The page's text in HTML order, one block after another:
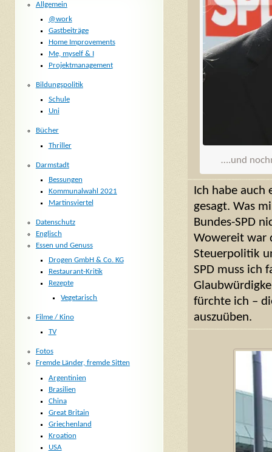
….und
Ich habe
gesagt. Was
Bundes-SPD
Wowereit war
Steuerpolitik
SPD muss ich
fürchte ich –
auszuüben.
Allgemein
@work
Gastbeiträge
Home Improvements
Me, myself & I
Projektmanagement
Bildungspolitik
Schule
Uni
Bücher
Thriller
Darmstadt
Bessungen
Kommunalwahl 2021
Martinsviertel
Datenschutz
Englisch
Essen und Genuss
Drogen GmbH & Co. KG
Restaurant-Kritik
Rezepte
Vegetarisch
Filme / Kino
TV
Fotos
Fremde Länder, fremde Sitten
Argentinien
Brasilien
China
Great Britain
Griechenland
Kroation
USA